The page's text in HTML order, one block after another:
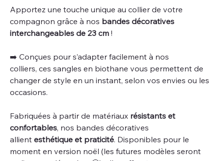
Apportez une touche unique au collier de votre
compagnon grâce à nos bandes décoratives
interchangeables de 23 cm !
​➡️​ Conçues pour s’adapter facilement à nos
colliers, ces sangles en biothane vous permettent de
changer de style en un instant, selon vos envies ou les
occasions.
Fabriquées à partir de matériaux résistants et
confortables, nos bandes décoratives
allient esthétique et praticité. Disponibles pour le
moment en version noël (les futures modèles seront